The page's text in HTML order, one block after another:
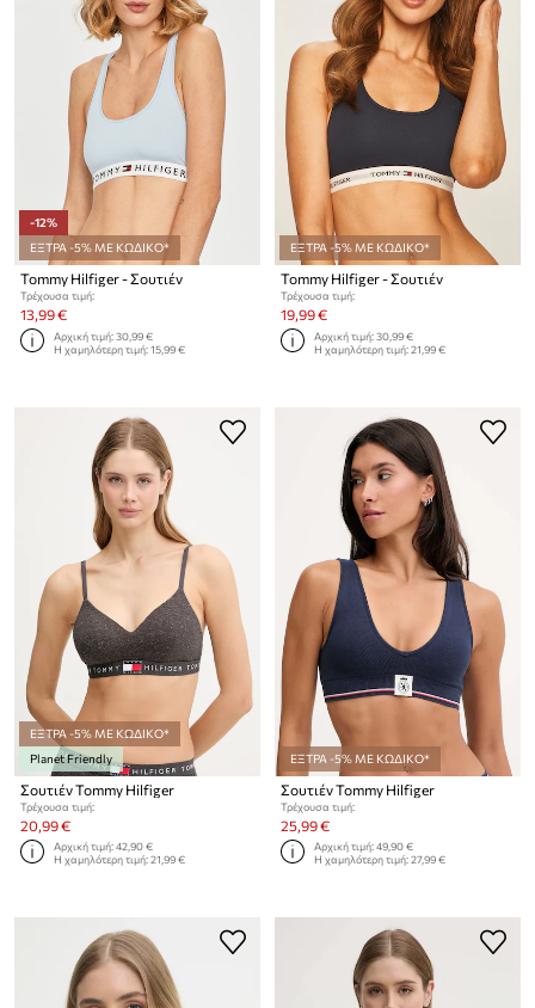
-12%
ΕΞΤΡΑ -5% ΜΕ ΚΩΔΙΚΟ*
Tommy Hilfiger - Σουτιέν
Τρέχουσα τιμή:
13,99 €
Αρχική τιμή:30,99 €
Η χαμηλότερη τιμή:15,99 €
ΕΞΤΡΑ -5% ΜΕ ΚΩΔΙΚΟ*
Tommy Hilfiger - Σουτιέν
Τρέχουσα τιμή:
19,99 €
Αρχική τιμή:30,99 €
Η χαμηλότερη τιμή:21,99 €
ΕΞΤΡΑ -5% ΜΕ ΚΩΔΙΚΟ*
Planet Friendly
Σουτιέν Tommy Hilfiger
Τρέχουσα τιμή:
20,99 €
Αρχική τιμή:42,90 €
Η χαμηλότερη τιμή:21,99 €
ΕΞΤΡΑ -5% ΜΕ ΚΩΔΙΚΟ*
Σουτιέν Tommy Hilfiger
Τρέχουσα τιμή:
25,99 €
Αρχική τιμή:49,90 €
Η χαμηλότερη τιμή:27,99 €